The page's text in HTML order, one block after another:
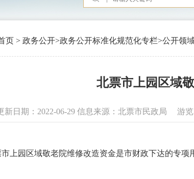
页 > 政务公开>政务公开标准化规范化专栏>公开领
北票市上园区域
新日期：2022-06-29 信息来源：北票市民政局 游览
上园区域敬老院维修改造资金是市财政下达的专